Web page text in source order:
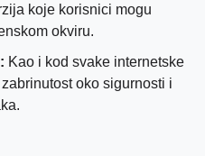
koje korisnici mogu
okviru.
Kao i kod svake internetske
oko sigurnosti i